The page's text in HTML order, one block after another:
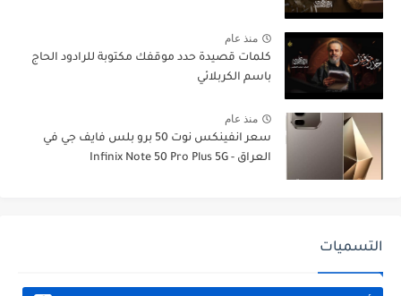
منذ عام
كلمات قصيدة حدد موقفك مكتوبة للرادود الحاج
باسم الكربلائي
منذ عام
سعر انفينكس نوت 50 برو بلس فايف جي في
العراق - Infinix Note 50 Pro Plus 5G
التسميات